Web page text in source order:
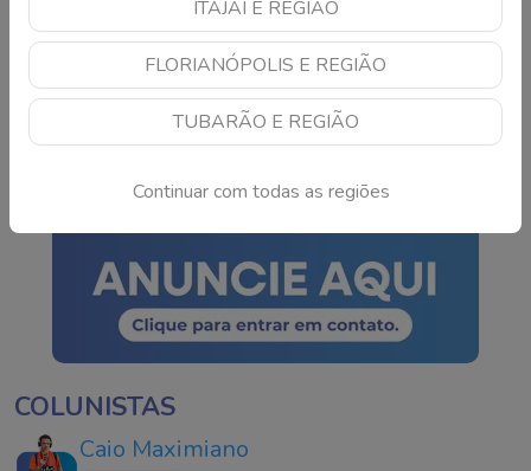
ITAJAÍ E REGIÃO
FLORIANÓPOLIS E REGIÃO
TUBARÃO E REGIÃO
Continuar com todas as regiões
São José anuncia
mudança que afeta quem
pretende construir
Continue lendo
COLUNISTAS
Caio Maximiano